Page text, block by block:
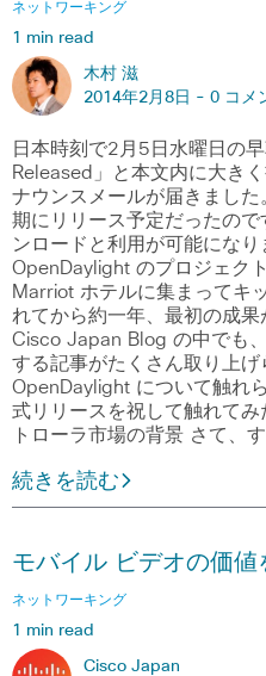
ネットワーキング
1 min read
木村 滋
2014年2月8日 - 0 コメ
日本時刻で2月5日水曜日の
Released」と本文内に大き
ナウンスメールが届きまし
期にリリース予定だったの
ンロードと利用が可能にな
OpenDaylight のプロジェク
Marriot ホテルに集まってキ
れてから約一年、最初の成果
Cisco Japan Blog の中でも
する記事がたくさん取り上げ
OpenDaylight について触れ
式リリースを祝して触れて
トローラ市場の背景 さて、
続きを読む
モバイル ビデオの価値
ネットワーキング
1 min read
Cisco Japan